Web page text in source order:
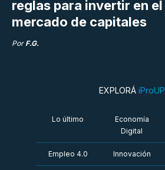
reglas para invertir en el
mercado de capitales
Por F.G.
EXPLORÁ iProUP
Lo último
Economía
Digital
Empleo 4.0 Innovación